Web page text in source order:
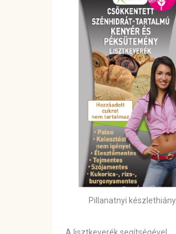
Pillanatnyi készlethiány